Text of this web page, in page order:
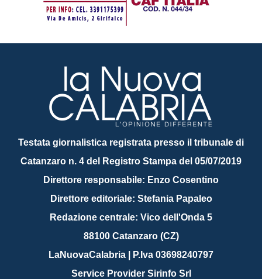
Testata giornalistica registrata presso il tribunale di
Catanzaro n. 4 del Registro Stampa del 05/07/2019
Direttore responsabile: Enzo Cosentino
Direttore editoriale: Stefania Papaleo
Redazione centrale: Vico dell'Onda 5
88100 Catanzaro (CZ)
LaNuovaCalabria | P.Iva 03698240797
Service Provider Sirinfo Srl